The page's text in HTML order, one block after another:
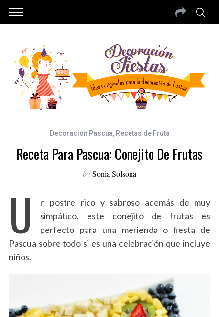
Decoracion Pascua, Recetas de Fruta
Receta Para Pascua: Conejito De Frutas
by Sonia Solsona
U
n postre rico y sabroso además de muy
simpático, este conejito de frutas es
perfecto para una merienda o fiesta de
Pascua sobre todo si es una celebración que incluye
niños.